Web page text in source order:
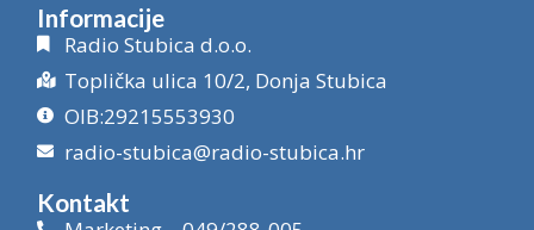
Informacije
Radio Stubica d.o.o.
Toplička ulica 10/2, Donja Stubica
OIB:29215553930
radio-stubica@radio-stubica.hr
Kontakt